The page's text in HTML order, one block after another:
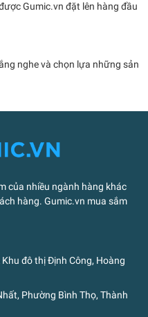
Gumic.vn đặt lên hàng đầu
nghe và chọn lựa những sản
của nhiều ngành hàng khác
hàng. Gumic.vn mua sắm
đô thị Định Công, Hoàng
Phường Bình Thọ, Thành